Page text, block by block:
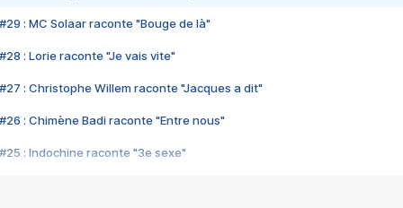
#29 : MC Solaar raconte "Bouge de là"
#28 : Lorie raconte "Je vais vite"
#27 : Christophe Willem raconte "Jacques a dit"
#26 : Chimène Badi raconte "Entre nous"
#25 : Indochine raconte "3e sexe"